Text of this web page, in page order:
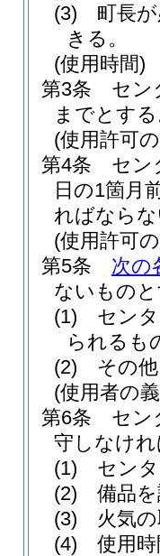
(3)
町長
きる。
(使用時間)
第3条
セン
までとす
(使用許可
第4条
セン
日の1箇月
ればなら
(使用許可
第5条
次の
ないもの
(1)
セン
られるも
(2)
その
(使用者の
第6条
セン
守しなけ
(1)
セン
(2)
備品
(3)
火気
(4)
使用